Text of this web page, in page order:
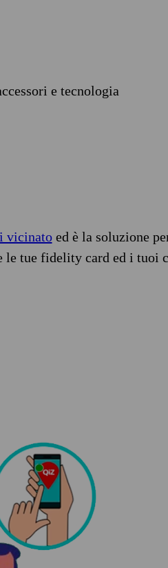
e tecnologia
vicinatoed è la soluzione
tue fidelity card ed i tuoi